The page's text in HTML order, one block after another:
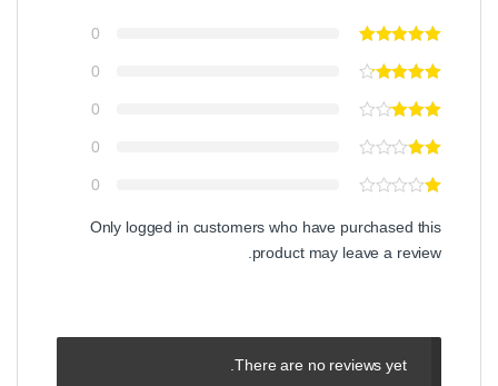
0
0
0
0
0
Only logged in customers who have purchased this
product may leave a review.
There are no reviews yet.